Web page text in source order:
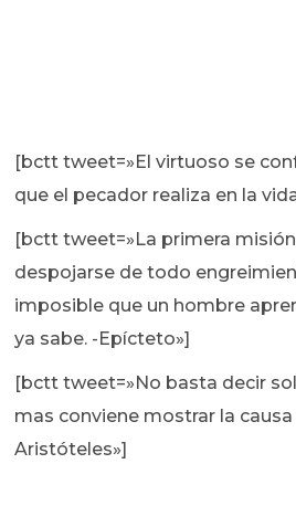
[bctt tweet=»El virtuoso se
que el pecador realiza en la
[bctt tweet=»La primera
despojarse de todo
imposible que un hombre
ya sabe. -Epícteto»]
[bctt tweet=»No basta decir
mas conviene mostrar la
Aristóteles»]